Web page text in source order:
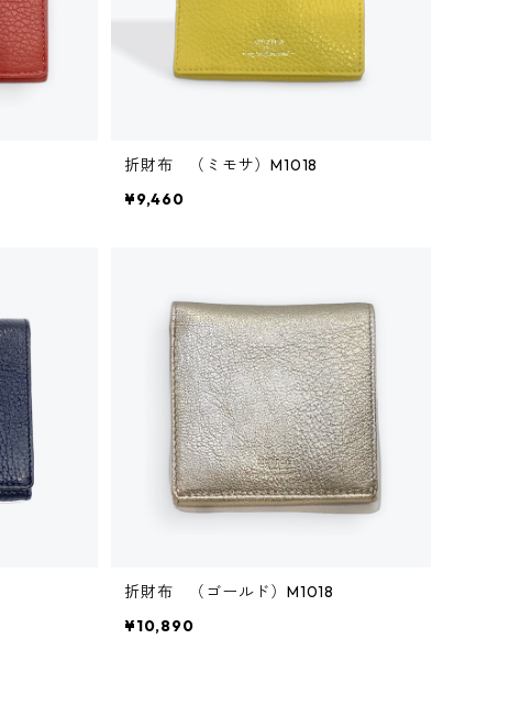
折財布 （ミモサ）M1018
¥9,460
折財布 （ゴールド）M1018
¥10,890